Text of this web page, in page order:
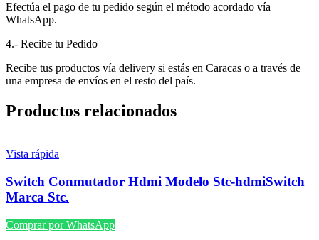
Efectúa el pago de tu pedido según el método acordado vía
WhatsApp.
4.- Recibe tu Pedido
Recibe tus productos vía delivery si estás en Caracas o a través de
una empresa de envíos en el resto del país.
Productos relacionados
Vista rápida
Switch Conmutador Hdmi Modelo Stc-hdmiSwitch
Marca Stc.
Comprar por WhatsApp